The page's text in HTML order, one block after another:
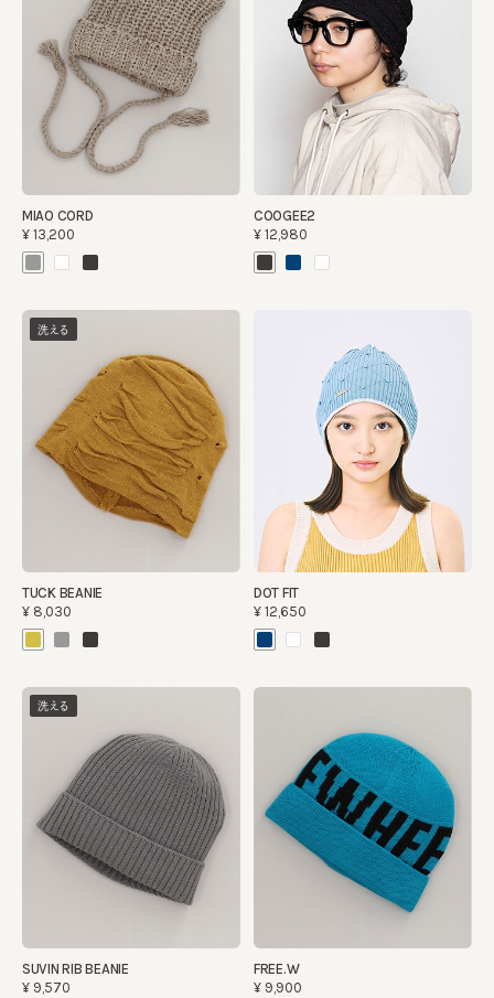
MIAO CORD
¥13,200
COOGEE2
¥12,980
洗える
TUCK BEANIE
¥8,030
DOT FIT
¥12,650
洗える
SUVIN RIB BEANIE
¥9,570
FREE.W
¥9,900